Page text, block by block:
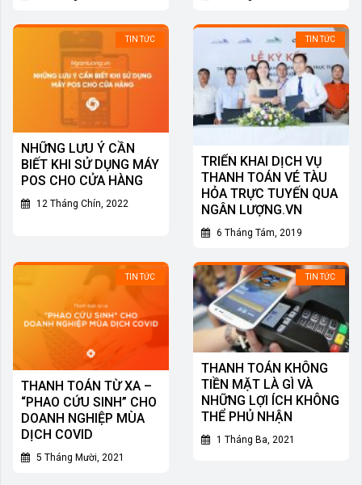
TIN TỨC
NHỮNG LƯU Ý CẦN
BIẾT KHI SỬ DỤNG MÁY
POS CHO CỬA HÀNG
12 Tháng Chín, 2022
TIN TỨC
TRIỂN KHAI DỊCH VỤ
THANH TOÁN VÉ TÀU
HỎA TRỰC TUYẾN QUA
NGÂN LƯỢNG.VN
6 Tháng Tám, 2019
TIN TỨC
THANH TOÁN TỪ XA –
“PHAO CỨU SINH” CHO
DOANH NGHIỆP MÙA
DỊCH COVID
5 Tháng Mười, 2021
TIN TỨC
THANH TOÁN KHÔNG
TIỀN MẶT LÀ GÌ VÀ
NHỮNG LỢI ÍCH KHÔNG
THỂ PHỦ NHẬN
1 Tháng Ba, 2021